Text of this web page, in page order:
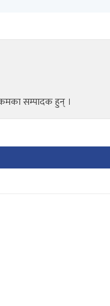
सम्पादक हुन् ।